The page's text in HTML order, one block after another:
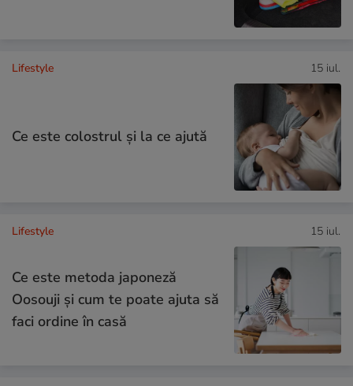
Lifestyle 15 iul.
Ce este colostrul și la ce ajută
Lifestyle 15 iul.
Ce este metoda japoneză
Oosouji și cum te poate ajuta să
faci ordine în casă